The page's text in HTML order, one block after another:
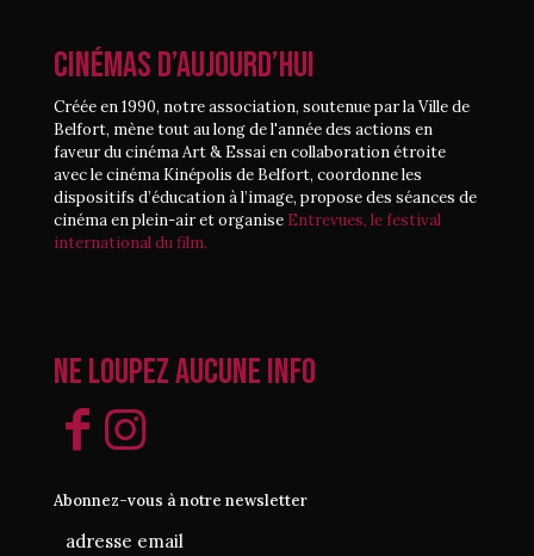
CINÉMAS D’AUJOURD’HUI
Créée en 1990, notre association, soutenue par la Ville de
Belfort, mène tout au long de l'année des actions en
faveur du cinéma Art & Essai en collaboration étroite
avec le cinéma Kinépolis de Belfort, coordonne les
dispositifs d’éducation à l’image, propose des séances de
cinéma en plein-air et organise Entrevues, le festival
international du film.
Ne loupez aucune info
Abonnez-vous à notre newsletter